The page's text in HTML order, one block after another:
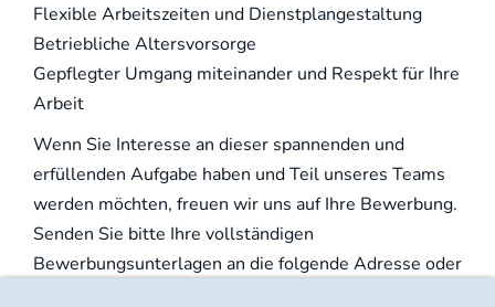
Flexible Arbeitszeiten und Dienstplangestaltung
Betriebliche Altersvorsorge
Gepflegter Umgang miteinander und Respekt für Ihre
Arbeit
Wenn Sie Interesse an dieser spannenden und
erfüllenden Aufgabe haben und Teil unseres Teams
werden möchten, freuen wir uns auf Ihre Bewerbung.
Senden Sie bitte Ihre vollständigen
Bewerbungsunterlagen an die folgende Adresse oder